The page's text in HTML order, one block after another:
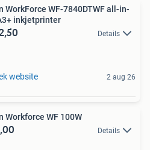
WorkForce WF-7840DTWF all-in-
inkjetprinter
Details
website 2 aug 26
Workforce WF 100W
Details